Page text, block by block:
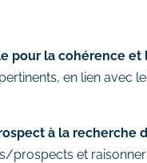
la cohérence et
en lien avec
à la recherche
prospects et